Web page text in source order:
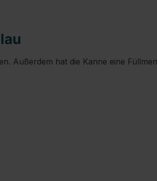
Außerdem hat die Kanne eine